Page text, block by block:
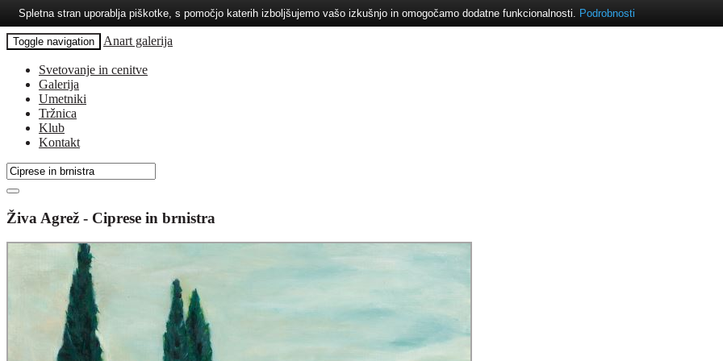
Toggle navigation Anart galerija
Svetovanje in cenitve
Galerija
Umetniki
Tržnica
Klub
Kontakt
Živa Agrež - Ciprese in brnistra
Spletna stran uporablja piškotke, s pomočjo katerih izboljšujemo vašo izkušnjo in omogočamo dodatne funkcionalnosti. Podrobnosti